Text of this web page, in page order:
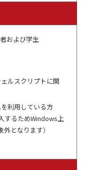
および学生
ルスクリプトに関
利用している方
するためWindows上
となります）